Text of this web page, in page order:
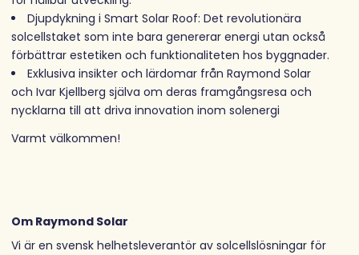
Djupdykning i Smart Solar Roof: Det revolutionära
solcellstaket som inte bara genererar energi utan också
förbättrar estetiken och funktionaliteten hos byggnader.
Exklusiva insikter och lärdomar från Raymond Solar
och Ivar Kjellberg själva om deras framgångsresa och
nycklarna till att driva innovation inom solenergi
Varmt välkommen!
Om Raymond Solar
Vi är en svensk helhetsleverantör av solcellslösningar för